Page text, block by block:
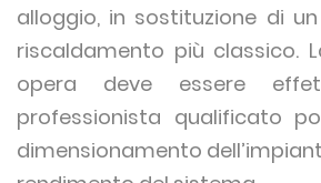
alloggio, in sostituzione di
riscaldamento più classico.
opera deve essere
professionista qualificato
dimensionamento